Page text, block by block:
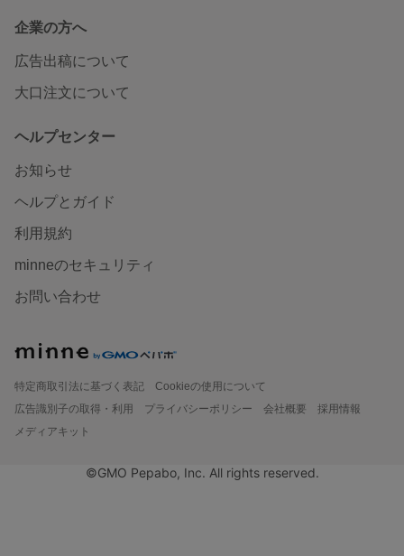
企業の方へ
広告出稿について
大口注文について
ヘルプセンター
お知らせ
ヘルプとガイド
利用規約
minneのセキュリティ
お問い合わせ
特定商取引法に基づく表記
Cookieの使用について
広告識別子の取得・利用
プライバシーポリシー 会社概要
採用情報
メディアキット
©GMO Pepabo, Inc. All rights reserved.